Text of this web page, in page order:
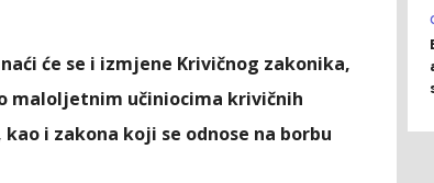
naći će se i izmjene Krivičnog zakonika,
maloljetnim učiniocima krivičnih
i zakona koji se odnose na borbu